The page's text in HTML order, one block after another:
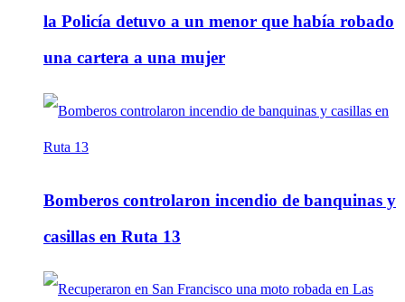
la Policía detuvo a un menor que había robado
una cartera a una mujer
Bomberos controlaron incendio de banquinas y
casillas en Ruta 13